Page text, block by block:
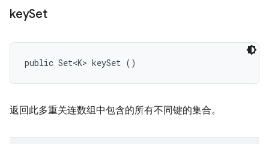
keySet
public Set<K> keySet ()
返回此多重关连数组中包含的所有不同键的集合。